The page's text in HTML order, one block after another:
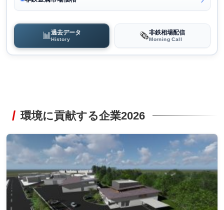
📊過去データ
History 🗞️非鉄相場配信
Morning Call
環境に貢献する企業2026